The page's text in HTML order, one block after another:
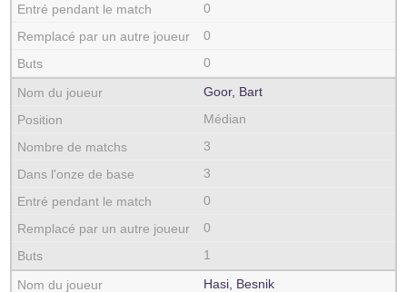
0
0
0
Goor, Bart
Médian
3
3
0
0
1
Hasi, Besnik